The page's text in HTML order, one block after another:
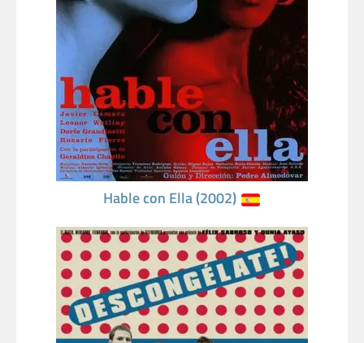
Hable con Ella (2002)